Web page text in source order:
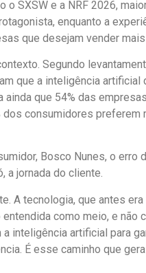
SXSW e a NRF 2026,
enquanto a
que desejam vender mais
Segundo
que a inteligência artificial
ainda que 54% das
consumidores
Bosco Nunes, o erro
a jornada do cliente.
A tecnologia, que antes
como meio, e não
inteligência artificial para
É esse caminho que